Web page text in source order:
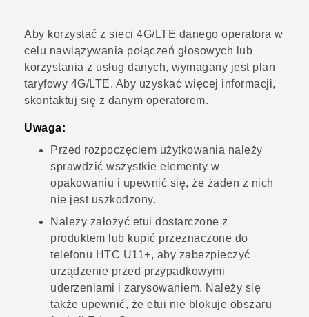
Aby korzystać z sieci 4G/LTE danego operatora w
celu nawiązywania połączeń głosowych lub
korzystania z usług danych, wymagany jest plan
taryfowy 4G/LTE. Aby uzyskać więcej informacji,
skontaktuj się z danym operatorem.
Uwaga:
Przed rozpoczęciem użytkowania należy
sprawdzić wszystkie elementy w
opakowaniu i upewnić się, że żaden z nich
nie jest uszkodzony.
Należy założyć etui dostarczone z
produktem lub kupić przeznaczone do
telefonu HTC U11‍+, aby zabezpieczyć
urządzenie przed przypadkowymi
uderzeniami i zarysowaniem. Należy się
także upewnić, że etui nie blokuje obszaru